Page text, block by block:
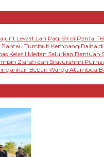
Lewat Lari Pagi 5K di Pantai
Pantau Tumbuh Kembang Balita
Kelas I Medan Salurkan
Ziarah dan Silaturahmi
Beban Warga Atambua